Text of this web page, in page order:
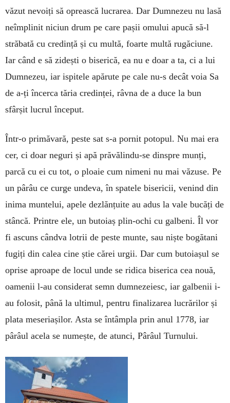
văzut nevoiți să oprească lucrarea. Dar Dumnezeu nu lasă
neîmplinit niciun drum pe care pașii omului apucă să-l
străbată cu credință și cu multă, foarte multă rugăciune.
Iar când e să zidești o biserică, ea nu e doar a ta, ci a lui
Dumnezeu, iar ispitele apărute pe cale nu-s decât voia Sa
de a-ți încerca tăria credinței, râvna de a duce la bun
sfârșit lucrul început.
Într-o primăvară, peste sat s-a pornit potopul. Nu mai era
cer, ci doar neguri și apă prăvălindu-se dinspre munți,
parcă cu ei cu tot, o ploaie cum nimeni nu mai văzuse. Pe
un pârâu ce curge undeva, în spatele bisericii, venind din
inima muntelui, apele dezlănțuite au adus la vale bucăți de
stâncă. Printre ele, un butoiaș plin-ochi cu galbeni. Îl vor
fi ascuns cândva lotrii de peste munte, sau niște bogătani
fugiți din calea cine știe cărei urgii. Dar cum butoiașul se
oprise aproape de locul unde se ridica biserica cea nouă,
oamenii l-au considerat semn dum­ne­zeiesc, iar galbenii i-
au folosit, până la ultimul, pentru finalizarea lucrărilor și
plata meseriașilor. Asta se întâmpla prin anul 1778, iar
pârâul acela se numește, de atunci, Pârâul Turnului.